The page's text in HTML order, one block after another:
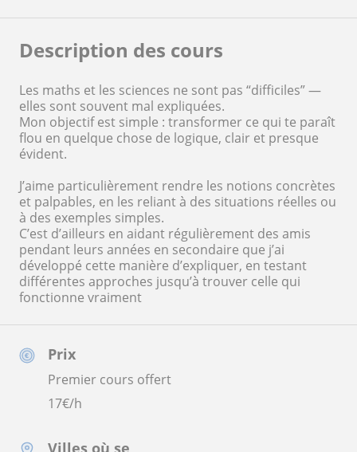
Prix
Premier cours offert
17€/h
Villes où se
Description des cours
Les maths et les sciences ne sont pas “difficiles” —
elles sont souvent mal expliquées.
Mon objectif est simple : transformer ce qui te paraît
flou en quelque chose de logique, clair et presque
évident.
J’aime particulièrement rendre les notions concrètes
et palpables, en les reliant à des situations réelles ou
à des exemples simples.
C’est d’ailleurs en aidant régulièrement des amis
pendant leurs années en secondaire que j’ai
développé cette manière d’expliquer, en testant
différentes approches jusqu’à trouver celle qui
fonctionne vraiment